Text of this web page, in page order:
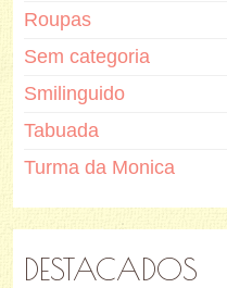
Roupas
Sem categoria
Smilinguido
Tabuada
Turma da Monica
DESTACADOS